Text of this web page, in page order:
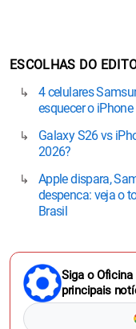
ESCOLHAS DO
4 celulares
esquecer o iPhone
Galaxy S26 vs
2026?
Apple dispara,
despenca: veja o
Brasil
Siga o
principais